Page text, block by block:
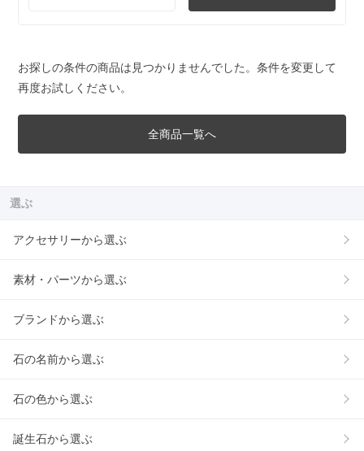
お探しの条件の商品は見つかりませんでした。条件を変更して
再度お試しください。
全商品一覧へ
選ぶ
アクセサリーから選ぶ
素材・パーツから選ぶ
ブランドから選ぶ
石の名前から選ぶ
石の色から選ぶ
誕生石から選ぶ